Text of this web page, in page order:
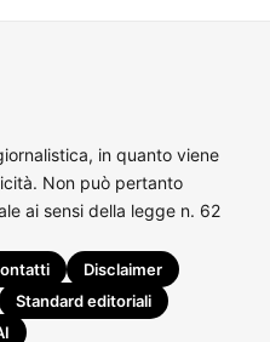
in quanto viene
Non può pertanto
ai sensi della legge n. 62
Disclaimer
Standard editoriali